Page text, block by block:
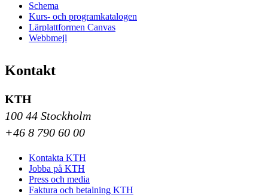
Schema
Kurs- och programkatalogen
Lärplattformen Canvas
Webbmejl
Kontakt
KTH
100 44 Stockholm
+46 8 790 60 00
Kontakta KTH
Jobba på KTH
Press och media
Faktura och betalning KTH